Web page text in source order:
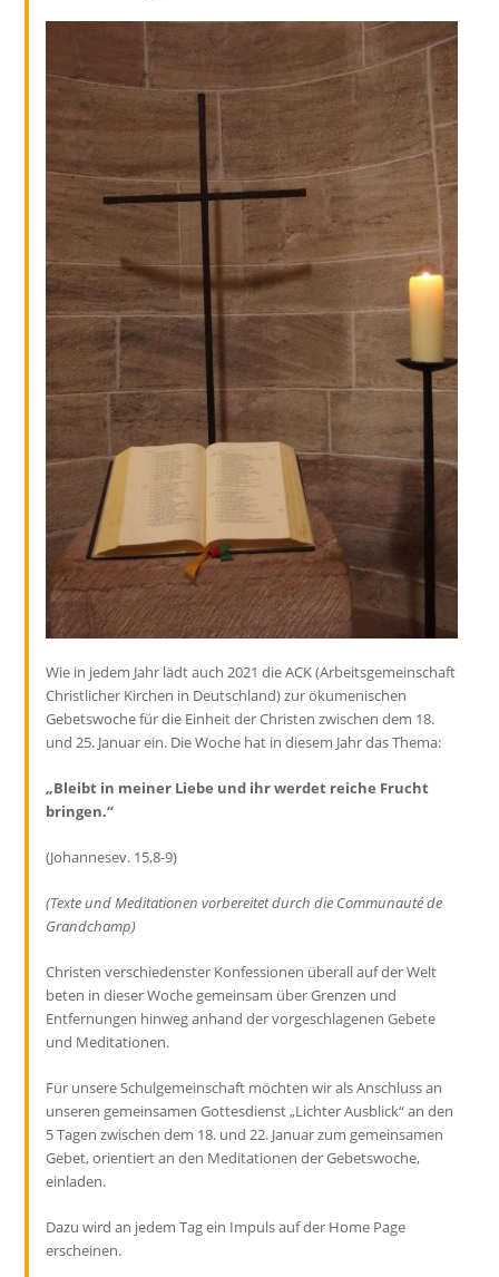
Wie in jedem Jahr lädt auch 2021 die ACK (Arbeitsgemeinschaft
Christlicher Kirchen in Deutschland) zur ökumenischen
Gebetswoche für die Einheit der Christen zwischen dem 18.
und 25. Januar ein. Die Woche hat in diesem Jahr das Thema:
„Bleibt in meiner Liebe und ihr werdet reiche Frucht
bringen.“
(Johannesev. 15,8-9)
(Texte und Meditationen vorbereitet durch die Communauté de
Grandchamp)
Christen verschiedenster Konfessionen überall auf der Welt
beten in dieser Woche gemeinsam über Grenzen und
Entfernungen hinweg anhand der vorgeschlagenen Gebete
und Meditationen.
Für unsere Schulgemeinschaft möchten wirals Anschluss an
unseren gemeinsamen Gottesdienst „Lichter Ausblick“an den
5 Tagen zwischen dem 18. und 22. Januar zum gemeinsamen
Gebet,orientiert an den Meditationen der Gebetswoche,
einladen.
Dazu wird an jedem Tag ein Impuls auf der Home Page
erscheinen.